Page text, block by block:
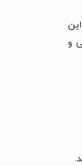
سال ۲۰۲۴ و... بوده است. این
و